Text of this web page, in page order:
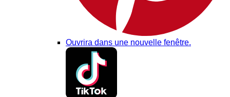
Ouvrira dans une nouvelle fenêtre.